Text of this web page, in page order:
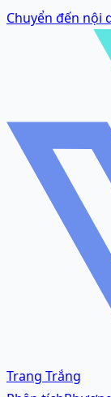
Chuyển đến nội
Trang Trắng